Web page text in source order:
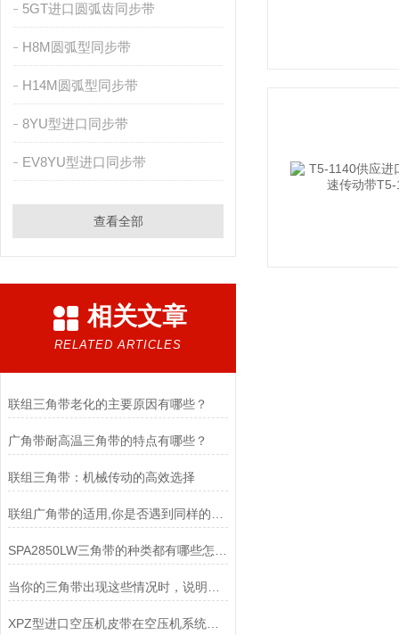
5GT进口圆弧齿同步带
H8M圆弧型同步带
H14M圆弧型同步带
8YU型进口同步带
EV8YU型进口同步带
查看全部
相关文章
RELATED ARTICLES
联组三角带老化的主要原因有哪些？
广角带耐高温三角带的特点有哪些？
联组三角带：机械传动的高效选择
XPZ型进口空压机皮带在空压机系统中发挥着重要的作用